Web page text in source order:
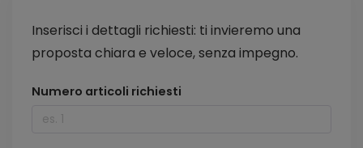
Inserisci i dettagli richiesti: ti invieremo una
proposta chiara e veloce, senza impegno.
Numero articoli richiesti